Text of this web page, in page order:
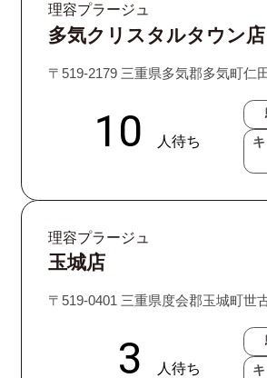
理容プラージュ
多気クリスタルタウン店
〒519-2179 三重県多気郡多気町仁
理容プラージュ
玉城店
〒519-0401 三重県度会郡玉城町世